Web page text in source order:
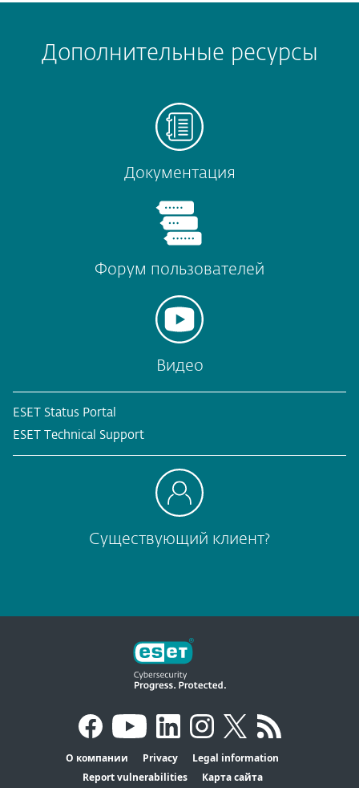
Дополнительные ресурсы
Документация
Форум пользователей
Видео
ESET Status Portal
ESET Technical Support
Существующий клиент?
О компании Privacy
Legal information
Report vulnerabilities
Карта сайта